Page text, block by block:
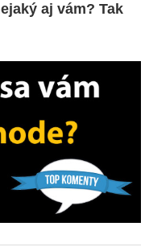
aj vám? Tak